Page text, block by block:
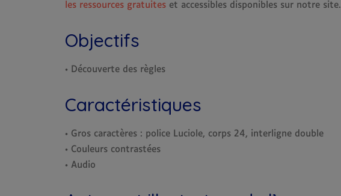
les ressources gratuites et accessibles disponibles sur notre site.
Objectifs
• Découverte des règles
Caractéristiques
• Gros caractères : police Luciole, corps 24, interligne double
• Couleurs contrastées
• Audio